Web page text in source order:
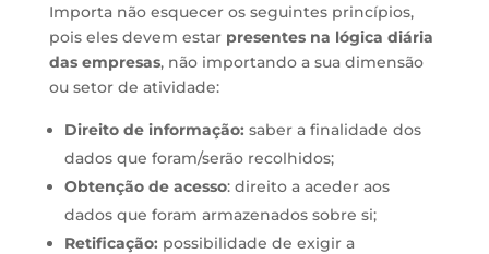
Importa não esquecer os seguintes princípios,
pois eles devem estar presentes na lógica diária
das empresas, não importando a sua dimensão
ou setor de atividade:
Direito de informação: saber a finalidade dos
dados que foram/serão recolhidos;
Obtenção de acesso: direito a aceder aos
dados que foram armazenados sobre si;
Retificação: possibilidade de exigir a